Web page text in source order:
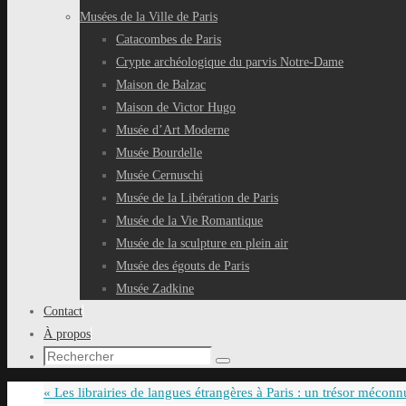
Musées de la Ville de Paris
Catacombes de Paris
Crypte archéologique du parvis Notre-Dame
Maison de Balzac
Maison de Victor Hugo
Musée d’Art Moderne
Musée Bourdelle
Musée Cernuschi
Musée de la Libération de Paris
Musée de la Vie Romantique
Musée de la sculpture en plein air
Musée des égouts de Paris
Musée Zadkine
Contact
À propos
Recherche
:
Rechercher
« Les librairies de langues étrangères à Paris : un trésor